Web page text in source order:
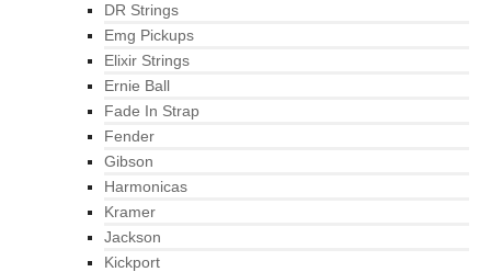
DR Strings
Emg Pickups
Elixir Strings
Ernie Ball
Fade In Strap
Fender
Gibson
Harmonicas
Kramer
Jackson
Kickport